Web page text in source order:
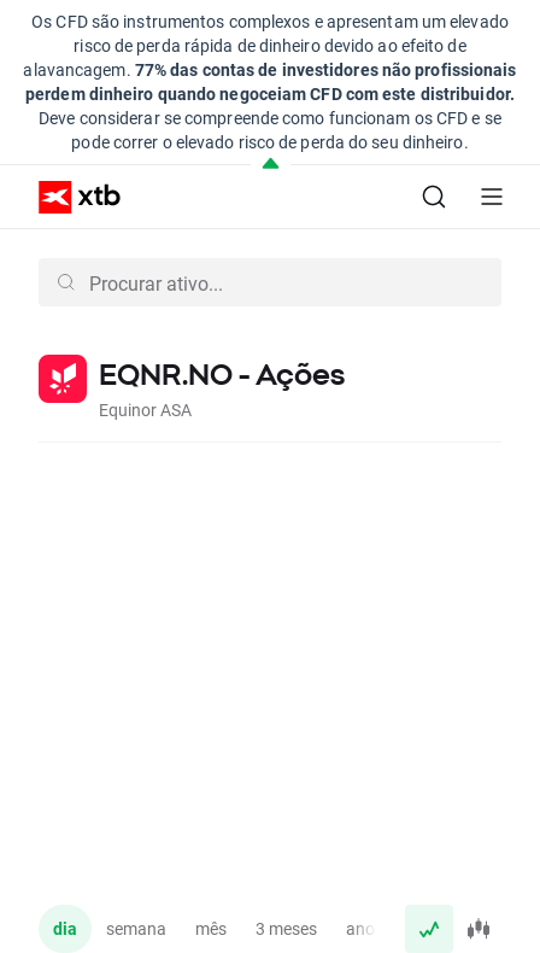
Os CFD são instrumentos complexos e apresentam um elevado
risco de perda rápida de dinheiro devido ao efeito de
alavancagem. 77% das contas de investidores não profissionais
perdem dinheiro quando negoceiam CFD com este distribuidor.
Deve considerar se compreende como funcionam os CFD e se
pode correr o elevado risco de perda do seu dinheiro.
EQNR.NO - Ações
Equinor ASA
dia semana mês 3 meses ano